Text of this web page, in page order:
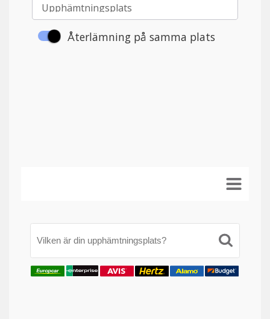
Vilken är din upphämtningsplats?